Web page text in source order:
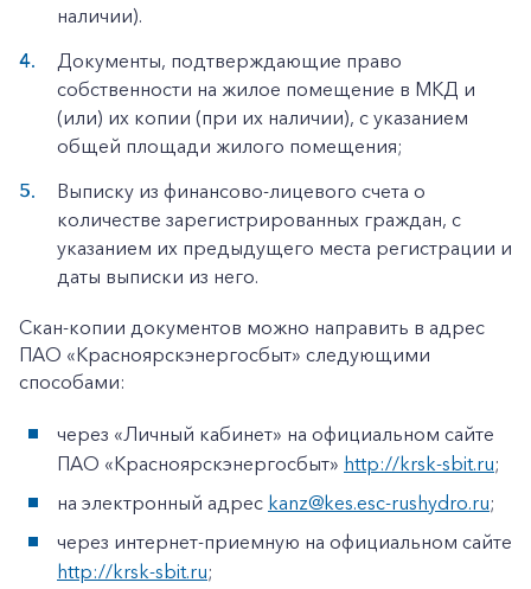
наличии).
Документы, подтверждающие право
собственности на жилое помещение в МКД и
(или) их копии (при их наличии), с указанием
общей площади жилого помещения;
Выписку из финансово-лицевого счета о
количестве зарегистрированных граждан, с
указанием их предыдущего места регистрации и
даты выписки из него.
Скан-копии документов можно направить в адрес
ПАО «Красноярскэнергосбыт» следующими
способами:
через «Личный кабинет» на официальном сайте
ПАО «Красноярскэнергосбыт» http://krsk-sbit.ru;
на электронный адрес kanz@kes.esc-rushydro.ru;
через интернет-приемную на официальном сайте
http://krsk-sbit.ru;